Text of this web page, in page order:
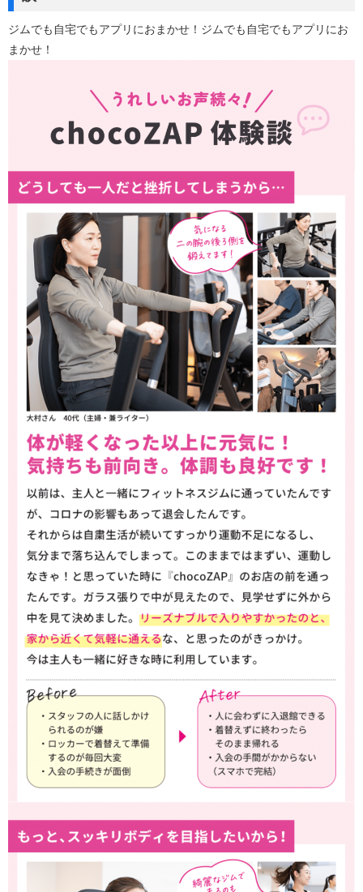
ジムでも自宅でもアプリにおまかせ！ジムでも自宅でもアプリにお
まかせ！